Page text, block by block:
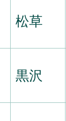
松草
黒沢